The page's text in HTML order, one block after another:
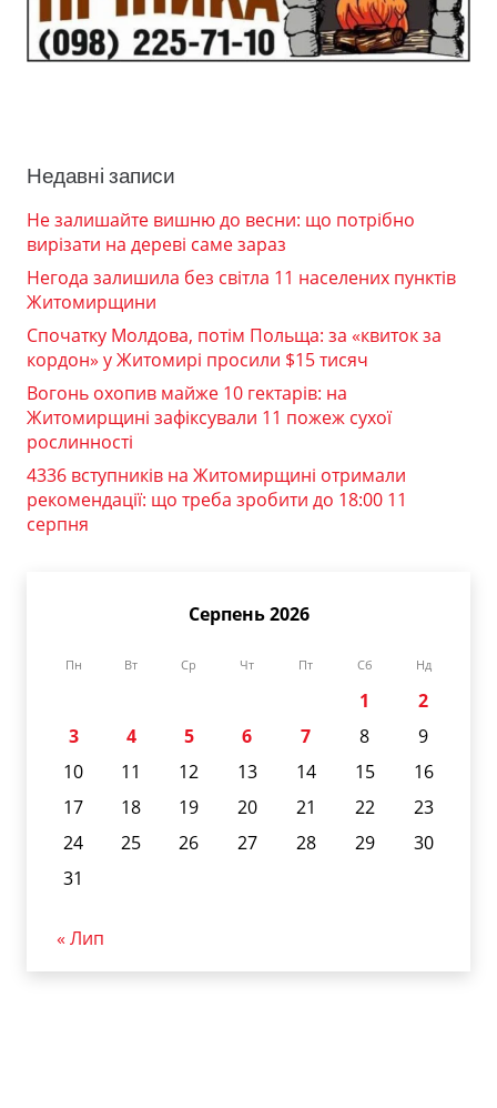
Недавні записи
Не залишайте вишню до весни: що потрібно
вирізати на дереві саме зараз
Негода залишила без світла 11 населених пунктів
Житомирщини
Спочатку Молдова, потім Польща: за «квиток за
кордон» у Житомирі просили $15 тисяч
Вогонь охопив майже 10 гектарів: на
Житомирщині зафіксували 11 пожеж сухої
рослинності
4336 вступників на Житомирщині отримали
рекомендації: що треба зробити до 18:00 11
серпня
Серпень 2026
Пн Вт Ср Чт Пт Сб Нд
1
2
3
4 5 6 7 8
9
10
11 12 13 14 15
16
17
18 19 20 21 22
23
24
25 26 27 28 29
30
31
« Лип